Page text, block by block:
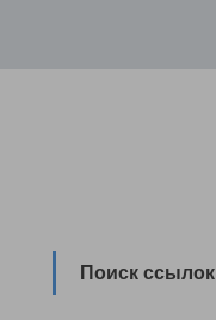
Поиск ссылок